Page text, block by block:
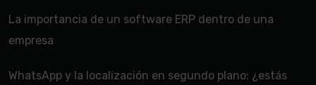
La importancia de un software ERP dentro de una
empresa
WhatsApp y la localización en segundo plano: ¿estás